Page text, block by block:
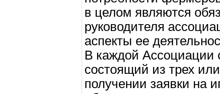
в целом являются
руководителя
аспекты ее
В каждой Ассоциации
состоящий из трех
получении заявки на